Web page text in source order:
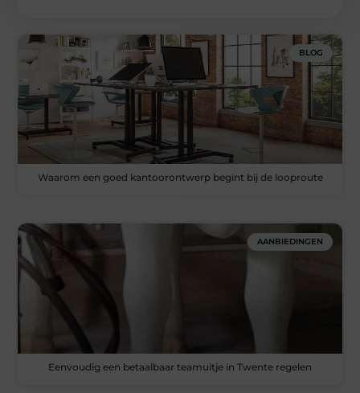
BLOG
Waarom een goed kantoorontwerp begint bij de looproute
AANBIEDINGEN
Eenvoudig een betaalbaar teamuitje in Twente regelen